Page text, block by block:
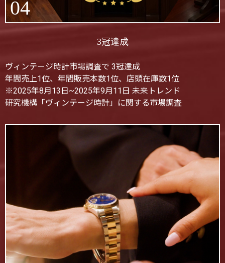
04
3冠達成
ヴィンテージ時計市場調査で 3冠達成
年間売上1位、年間販売本数1位、店頭在庫数1位
※2025年8月13日~2025年9月11日 未来トレンド
研究機構「ヴィンテージ時計」に関する市場調査